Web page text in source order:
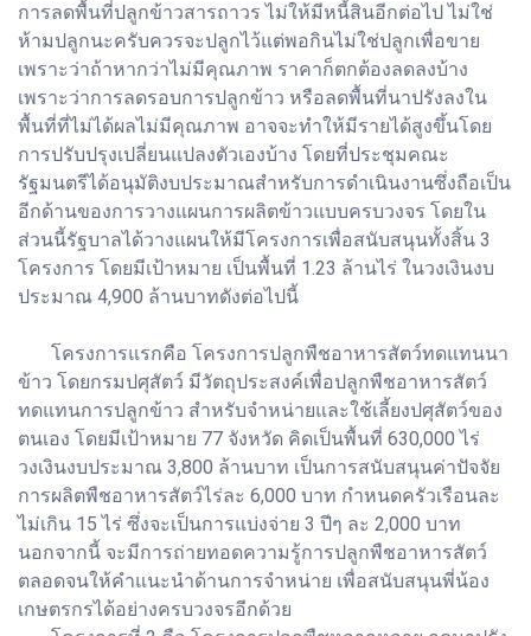
การลดพื้นที่ปลูกข้าวสารถาวร ไม่ให้มีหนี้สินอีกต่อไป ไม่ใช่
ห้ามปลูกนะครับควรจะปลูกไว้แต่พอกินไม่ใช่ปลูกเพื่อขาย
เพราะว่าถ้าหากว่าไม่มีคุณภาพ ราคาก็ตกต้องลดลงบ้าง
เพราะว่าการลดรอบการปลูกข้าว หรือลดพื้นที่นาปรังลงใน
พื้นที่ที่ไม่ได้ผลไม่มีคุณภาพ อาจจะทำให้มีรายได้สูงขึ้นโดย
การปรับปรุงเปลี่ยนแปลงตัวเองบ้าง โดยที่ประชุมคณะ
รัฐมนตรีได้อนุมัติงบประมาณสำหรับการดำเนินงานซึ่งถือเป็น
อีกด้านของการวางแผนการผลิตข้าวแบบครบวงจร โดยใน
ส่วนนี้รัฐบาลได้วางแผนให้มีโครงการเพื่อสนับสนุนทั้งสิ้น 3
โครงการ โดยมีเป้าหมาย เป็นพื้นที่ 1.23 ล้านไร่ ในวงเงินงบ
ประมาณ 4,900 ล้านบาทดังต่อไปนี้
โครงการแรกคือ โครงการปลูกพืชอาหารสัตว์ทดแทนนา
ข้าว โดยกรมปศุสัตว์ มีวัตถุประสงค์เพื่อปลูกพืชอาหารสัตว์
ทดแทนการปลูกข้าว สำหรับจำหน่ายและใช้เลี้ยงปศุสัตว์ของ
ตนเอง โดยมีเป้าหมาย 77 จังหวัด คิดเป็นพื้นที่ 630,000 ไร่
วงเงินงบประมาณ 3,800 ล้านบาท เป็นการสนับสนุนค่าปัจจัย
การผลิตพืชอาหารสัตว์ไร่ละ 6,000 บาท กำหนดครัวเรือนละ
ไม่เกิน 15 ไร่ ซึ่งจะเป็นการแบ่งจ่าย 3 ปีๆ ละ 2,000 บาท
นอกจากนี้ จะมีการถ่ายทอดความรู้การปลูกพืชอาหารสัตว์
ตลอดจนให้คำแนะนำด้านการจำหน่าย เพื่อสนับสนุนพี่น้อง
เกษตรกรได้อย่างครบวงจรอีกด้วย